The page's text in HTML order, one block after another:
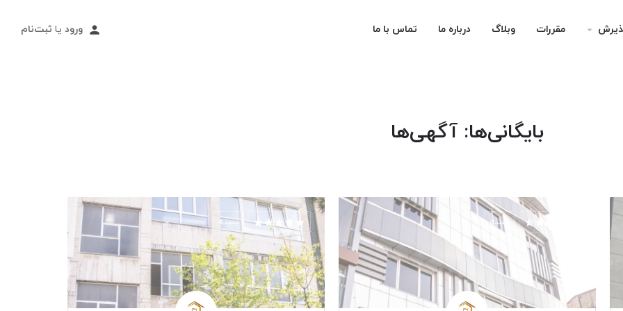
ورود یا ثبت‌نام arrow_drop_down مقررات وبلاگ درباره ما تماس با ما
بایگانی‌ها: آگهی‌ها
بسته بسته